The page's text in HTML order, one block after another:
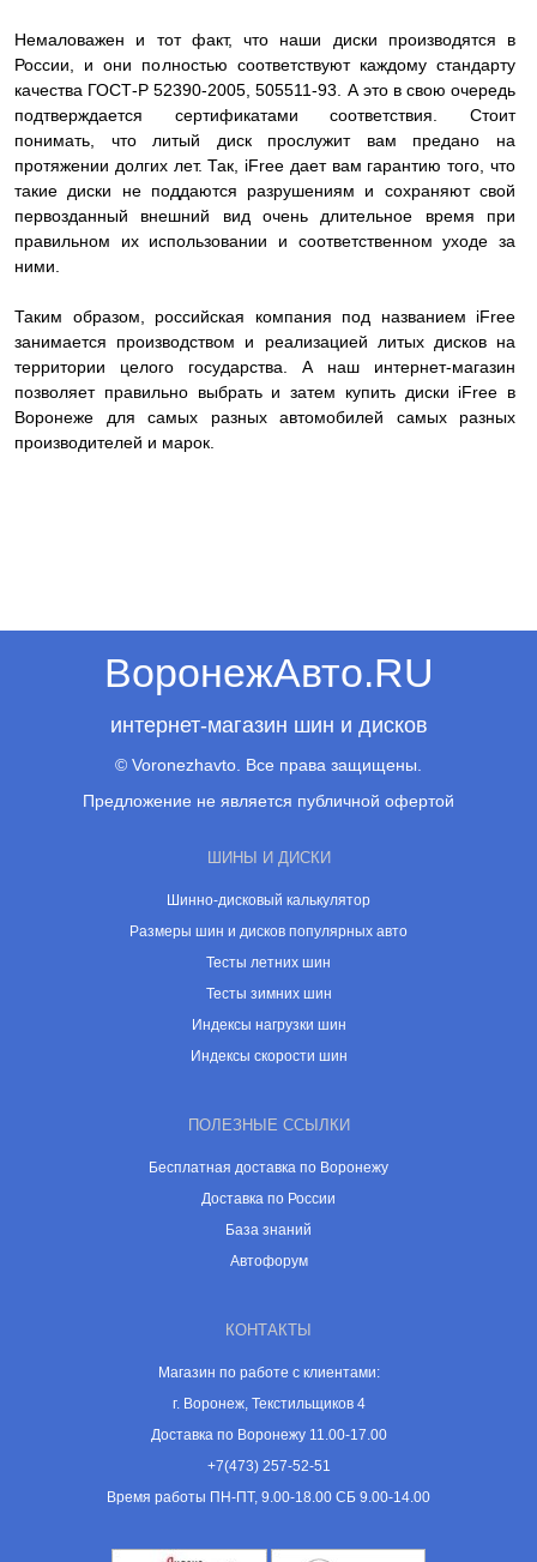
Немаловажен и тот факт, что наши диски производятся в
России, и они полностью соответствуют каждому стандарту
качества ГОСТ-Р 52390-2005, 505511-93. А это в свою очередь
подтверждается сертификатами соответствия. Стоит
понимать, что литый диск прослужит вам предано на
протяжении долгих лет. Так, iFree дает вам гарантию того, что
такие диски не поддаются разрушениям и сохраняют свой
первозданный внешний вид очень длительное время при
правильном их использовании и соответственном уходе за
ними.
Таким образом, российская компания под названием iFree
занимается производством и реализацией литых дисков на
территории целого государства. А наш интернет-магазин
позволяет правильно выбрать и затем купить диски iFree в
Воронеже для самых разных автомобилей самых разных
производителей и марок.
ВоронежАвто.RU
интернет-магазин шин и дисков
© Voronezhavto. Все права защищены.
Предложение не является публичной офертой
ШИНЫ И ДИСКИ
Шинно-дисковый калькулятор
Размеры шин и дисков популярных авто
Тесты летних шин
Тесты зимних шин
Индексы нагрузки шин
Индексы скорости шин
ПОЛЕЗНЫЕ ССЫЛКИ
Бесплатная доставка по Воронежу
Доставка по России
База знаний
Автофорум
КОНТАКТЫ
Магазин по работе с клиентами:
г. Воронеж, Текстильщиков 4
Доставка по Воронежу 11.00-17.00
+7(473) 257-52-51
Время работы ПН-ПТ, 9.00-18.00 СБ 9.00-14.00